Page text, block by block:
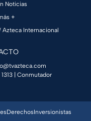
Noticias
+
Azteca Internacional
| Conmutador
DerechosInversionistas